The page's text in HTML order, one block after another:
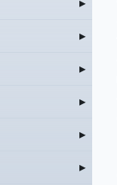
▸
▸
▸
▸
▸